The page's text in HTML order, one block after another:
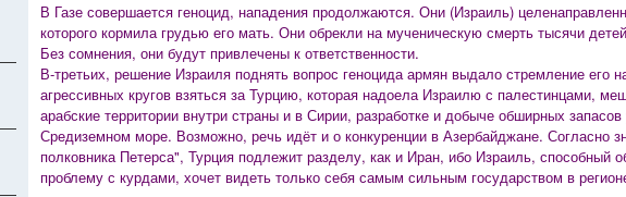
В Газе совершается геноцид, нападения продолжаются. Они (Израиль)
которого кормила грудью его мать. Они обрекли на мученическую смерть тысячи
Без сомнения, они будут привлечены к ответственности.
В-третьих, решение Израиля поднять вопрос геноцида армян выдало стремление его
агрессивных кругов взяться за Турцию, которая надоела Израилю с палестинцами,
арабские территории внутри страны и в Сирии, разработке и добыче обширных
Средиземном море. Возможно, речь идёт и о конкуренции в Азербайджане. Согласно
полковника Петерса", Турция подлежит разделу, как и Иран, ибо Израиль, способный
проблему с курдами, хочет видеть только себя самым сильным государством в